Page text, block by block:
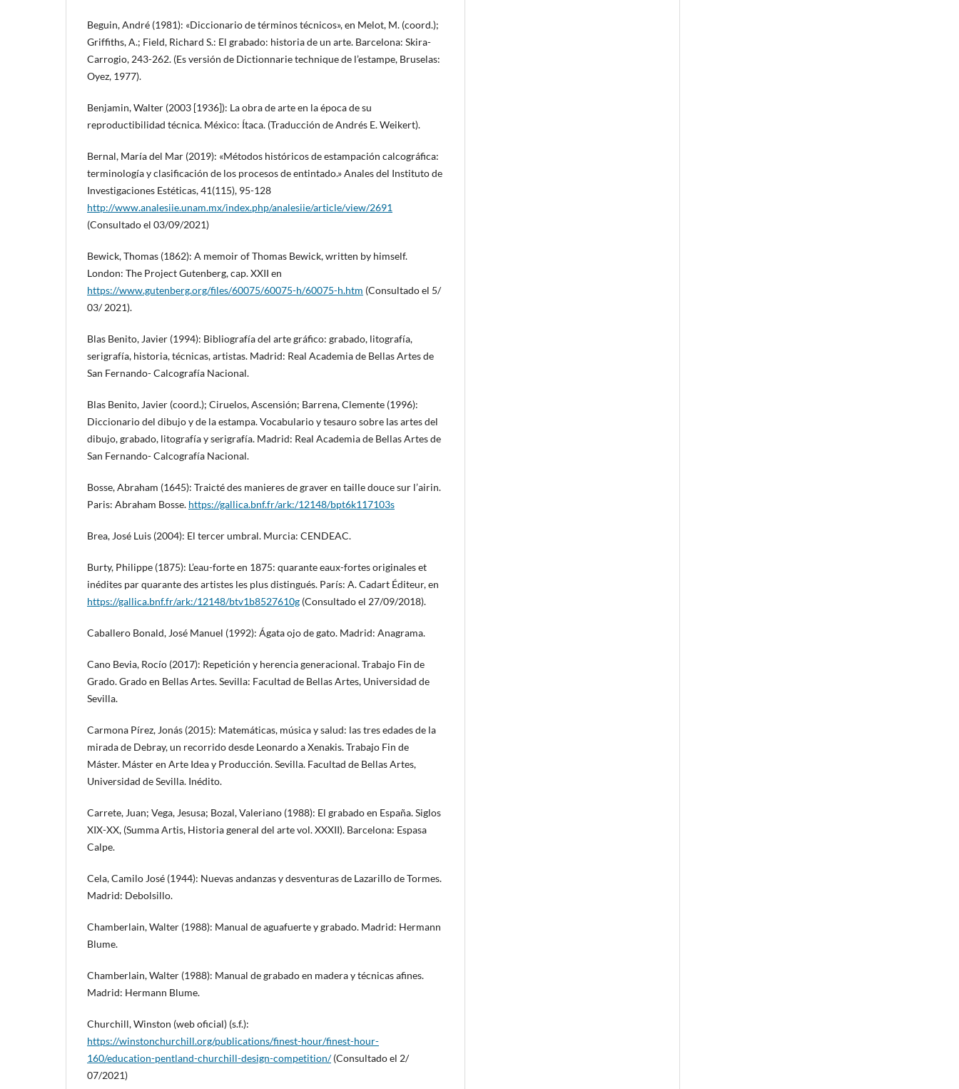
Beguin, André (1981): «Diccionario de términos técnicos», en Melot, M. (coord.);
Griffiths, A.; Field, Richard S.: El grabado: historia de un arte. Barcelona: Skira-
Carrogio, 243-262. (Es versión de Dictionnarie technique de l’estampe, Bruselas:
Oyez, 1977).
Benjamin, Walter (2003 [1936]): La obra de arte en la época de su
reproductibilidad técnica. México: Ítaca. (Traducción de Andrés E. Weikert).
Bernal, María del Mar (2019): «Métodos históricos de estampación calcográfica:
terminología y clasificación de los procesos de entintado.» Anales del Instituto de
Investigaciones Estéticas, 41(115), 95-128
http://www.analesiie.unam.mx/index.php/analesiie/article/view/2691
(Consultado el 03/09/2021)
Bewick, Thomas (1862): A memoir of Thomas Bewick, written by himself.
London: The Project Gutenberg, cap. XXII en
https://www.gutenberg.org/files/60075/60075-h/60075-h.htm (Consultado el 5/
03/ 2021).
Blas Benito, Javier (1994): Bibliografía del arte gráfico: grabado, litografía,
serigrafía, historia, técnicas, artistas. Madrid: Real Academia de Bellas Artes de
San Fernando- Calcografía Nacional.
Blas Benito, Javier (coord.); Ciruelos, Ascensión; Barrena, Clemente (1996):
Diccionario del dibujo y de la estampa. Vocabulario y tesauro sobre las artes del
dibujo, grabado, litografía y serigrafía. Madrid: Real Academia de Bellas Artes de
San Fernando- Calcografía Nacional.
Bosse, Abraham (1645): Traicté des manieres de graver en taille douce sur l’airin.
Paris: Abraham Bosse. https://gallica.bnf.fr/ark:/12148/bpt6k117103s
Brea, José Luis (2004): El tercer umbral. Murcia: CENDEAC.
Burty, Philippe (1875): L’eau-forte en 1875: quarante eaux-fortes originales et
inédites par quarante des artistes les plus distingués. París: A. Cadart Éditeur, en
https://gallica.bnf.fr/ark:/12148/btv1b8527610g (Consultado el 27/09/2018).
Caballero Bonald, José Manuel (1992): Ágata ojo de gato. Madrid: Anagrama.
Cano Bevia, Rocío (2017): Repetición y herencia generacional. Trabajo Fin de
Grado. Grado en Bellas Artes. Sevilla: Facultad de Bellas Artes, Universidad de
Sevilla.
Carmona Pírez, Jonás (2015): Matemáticas, música y salud: las tres edades de la
mirada de Debray, un recorrido desde Leonardo a Xenakis. Trabajo Fin de
Máster. Máster en Arte Idea y Producción. Sevilla. Facultad de Bellas Artes,
Universidad de Sevilla. Inédito.
Carrete, Juan; Vega, Jesusa; Bozal, Valeriano (1988): El grabado en España. Siglos
XIX-XX, (Summa Artis, Historia general del arte vol. XXXII). Barcelona: Espasa
Calpe.
Cela, Camilo José (1944): Nuevas andanzas y desventuras de Lazarillo de Tormes.
Madrid: Debolsillo.
Chamberlain, Walter (1988): Manual de aguafuerte y grabado. Madrid: Hermann
Blume.
Chamberlain, Walter (1988): Manual de grabado en madera y técnicas afines.
Madrid: Hermann Blume.
Churchill, Winston (web oficial) (s.f.):
https://winstonchurchill.org/publications/finest-hour/finest-hour-
160/education-pentland-churchill-design-competition/(Consultado el 2/
07/2021)